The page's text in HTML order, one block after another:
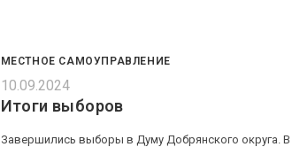
МЕСТНОЕ САМОУПРАВЛЕНИЕ
10.09.2024
Итоги выборов
Завершились выборы в Думу Добрянского округа. В